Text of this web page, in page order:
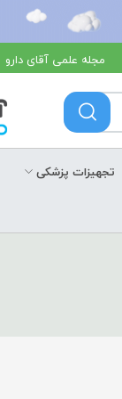
مجله علمی آقای دارو
تجهیزات پزشکی